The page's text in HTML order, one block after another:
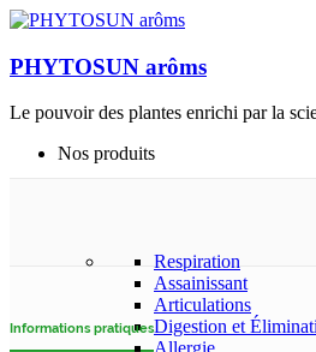
PHYTOSUN arôms
Le pouvoir des plantes enrichi par la
Nos produits
Respiration
Assainissant
Articulations
Digestion et
Informations pratiques